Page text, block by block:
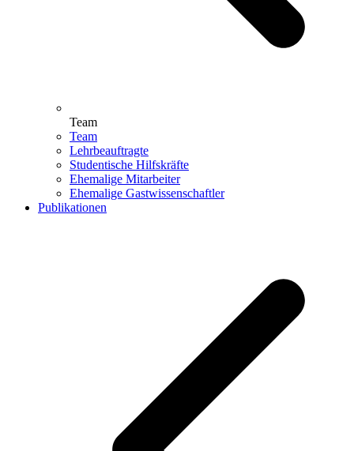
Team
Team
Lehrbeauftragte
Studentische Hilfskräfte
Ehemalige Mitarbeiter
Ehemalige Gastwissenschaftler
Publikationen